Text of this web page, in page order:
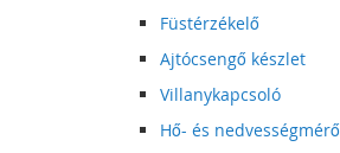
Füstérzékelő
Ajtócsengő készlet
Villanykapcsoló
Hő- és nedvességmérő